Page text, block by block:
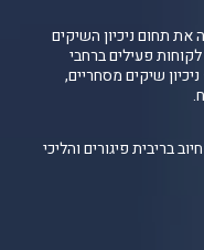
נוסדה בשנת 1996 ומובילה את תחום ניכיון השיקים
פעילים ברחבי
שיקים מסחריים,
בריבית פיגורים והליכי